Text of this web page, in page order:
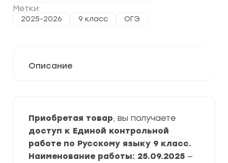
Метки:
2025-2026 9 класс ОГЭ
Описание
Приобретая товар, вы получаете
доступ к Единой контрольной
работе по Русскому языку 9 класс.
Наименование работы: 25.09.2025 —